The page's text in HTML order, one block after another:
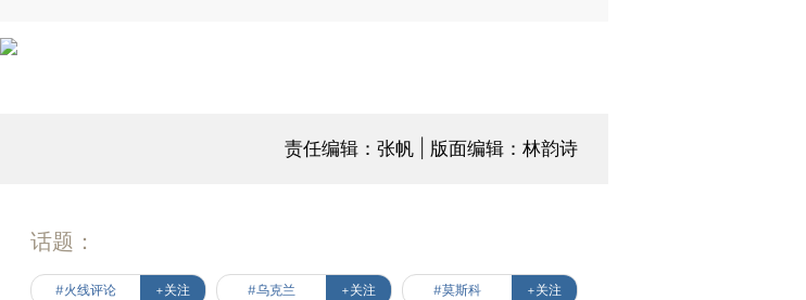
责任编辑：张帆 | 版面编辑：林韵诗
话题：
#火线评论 +关注 #乌克兰 +关注 #莫斯科 +关注